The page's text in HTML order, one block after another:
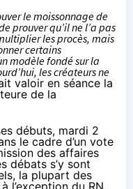
le moissonnage de
prouver qu’il ne l’a pas
les procès, mais
certains
modèle fondé sur la
les créateurs ne
valoir en séance la
de la
débuts, mardi 2
le cadre d’un vote
des affaires
débats s’y sont
la plupart des